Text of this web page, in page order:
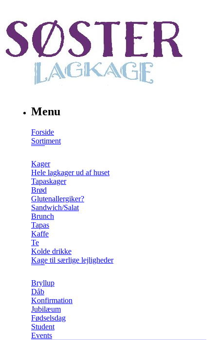
Menu
Forside
Sortiment
Kager
Hele lagkager ud af huset
Tapaskager
Brød
Glutenallergiker?
Sandwich/Salat
Brunch
Tapas
Kaffe
Te
Kolde drikke
Kage til særlige lejligheder
Bryllup
Dåb
Konfirmation
Jubilæum
Fødselsdag
Student
Events